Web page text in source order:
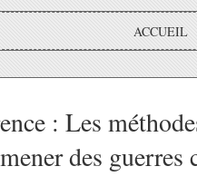
ACCUEIL
: Les
des guerres